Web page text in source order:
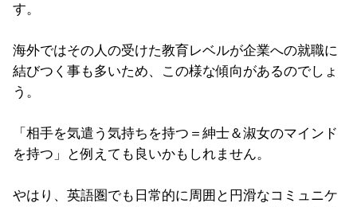
す。
海外ではその人の受けた教育レベルが企業への就職に
結びつく事も多いため、この様な傾向があるのでしょ
う。
「相手を気遣う気持ちを持つ＝紳士＆淑女のマインド
を持つ」と例えても良いかもしれません。
やはり、英語圏でも日常的に周囲と円滑なコミュニケ